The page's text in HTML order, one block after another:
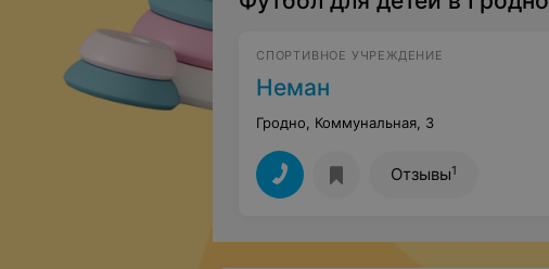
СПОРТИВНОЕ УЧРЕЖДЕНИЕ
Неман
Гродно, Коммунальная, 3
Отзывы1